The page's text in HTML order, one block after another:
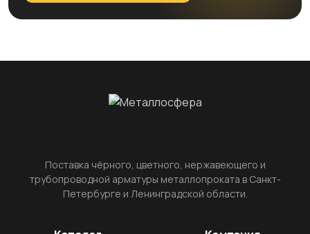
Поставка чёрного, цветного, нержавеющего и
трубопроводной арматуры металлопроката в Санкт-
Петербурге и Ленинградской области.